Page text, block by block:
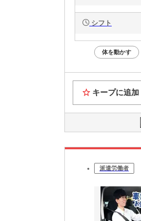
シフト
体を動かす
キープに追加
派遣労働者